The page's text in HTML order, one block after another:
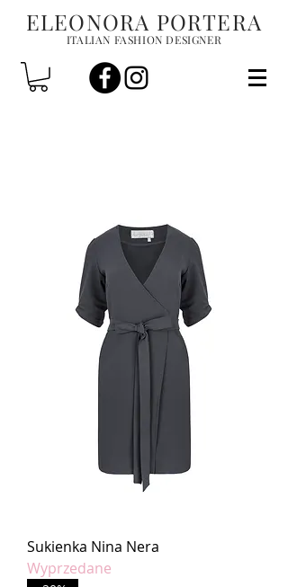
ELEONORA PORTERA
ITALIAN FASHION DESIGNER
Sukienka Nina Nera
Wyprzedane